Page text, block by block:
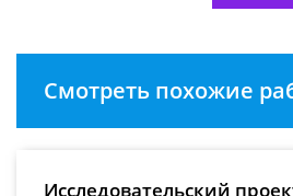
Смотреть похожие
Исследовательский